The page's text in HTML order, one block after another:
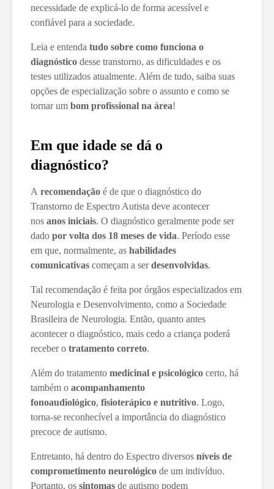
necessidade de explicá-lo de forma acessível e
confiável para a sociedade.
Leia e entenda tudo sobre como funciona o
diagnóstico desse transtorno, as dificuldades e os
testes utilizados atualmente. Além de tudo, saiba suas
opções de especialização sobre o assunto e como se
tornar um bom profissional na área!
Em que idade se dá o
diagnóstico?
A recomendação é de que o diagnóstico do
Transtorno de Espectro Autista deve acontecer
nos anos iniciais. O diagnóstico geralmente pode ser
dado por volta dos 18 meses de vida. Período esse
em que, normalmente, as habilidades
comunicativas começam a serdesenvolvidas.
Tal recomendação é feita por órgãos especializados em
Neurologia e Desenvolvimento, como a Sociedade
Brasileira de Neurologia. Então, quanto antes
acontecer o diagnóstico, mais cedo a criança poderá
receber o tratamento correto.
Além do tratamento medicinal e psicológico certo, há
também o acompanhamento
fonoaudiológico, fisioterápico e nutritivo. Logo,
torna-se reconhecível a importância do diagnóstico
precoce de autismo.
Entretanto, há dentro do Espectro diversos níveis de
comprometimento neurológico de um indivíduo.
Portanto, os sintomas de autismo podem